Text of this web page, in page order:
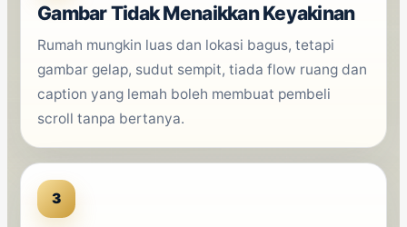
Gambar Tidak Menaikkan Keyakinan
Rumah mungkin luas dan lokasi bagus, tetapi
gambar gelap, sudut sempit, tiada flow ruang dan
caption yang lemah boleh membuat pembeli
scroll tanpa bertanya.
3